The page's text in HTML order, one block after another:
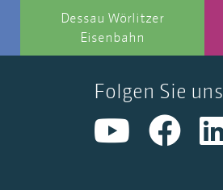
Dessau Wörlitzer
Eisenbahn
Folgen Sie uns